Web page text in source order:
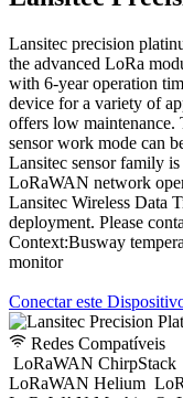
Lansitec precision
the advanced LoRa
with 6-year operation
device for a variety of
offers low maintenance.
sensor work mode can
Lansitec sensor family
LoRaWAN network
Lansitec Wireless Data
deployment. Please
Context:Busway
monitor
Conectar este
Redes Compatíveis
LoRaWAN ChirpStack
LoRaWAN Helium